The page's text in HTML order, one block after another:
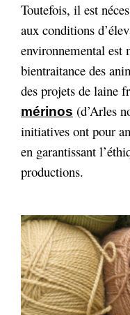
Toutefois, il est
aux conditions
environnemental est
bientraitance des
des projets de laine
mérinos (d’Arles
initiatives ont pour
en garantissant
productions.